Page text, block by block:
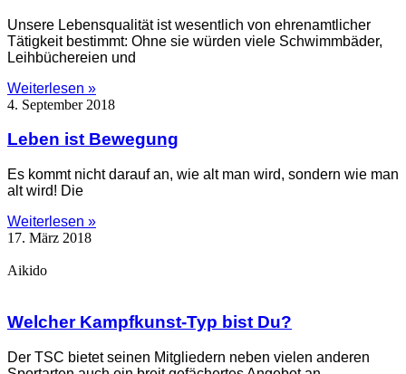
Unsere Lebensqualität ist wesentlich von ehrenamtlicher
Tätigkeit bestimmt: Ohne sie würden viele Schwimmbäder,
Leihbüchereien und
Weiterlesen »
4. September 2018
Leben ist Bewegung
Es kommt nicht darauf an, wie alt man wird, sondern wie man
alt wird! Die
Weiterlesen »
17. März 2018
Aikido
Welcher Kampfkunst-Typ bist Du?
Der TSC bietet seinen Mitgliedern neben vielen anderen